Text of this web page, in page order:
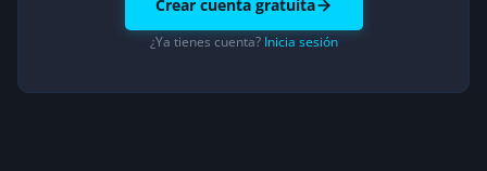
Crear cuenta gratuita
¿Ya tienes cuenta? Inicia sesión